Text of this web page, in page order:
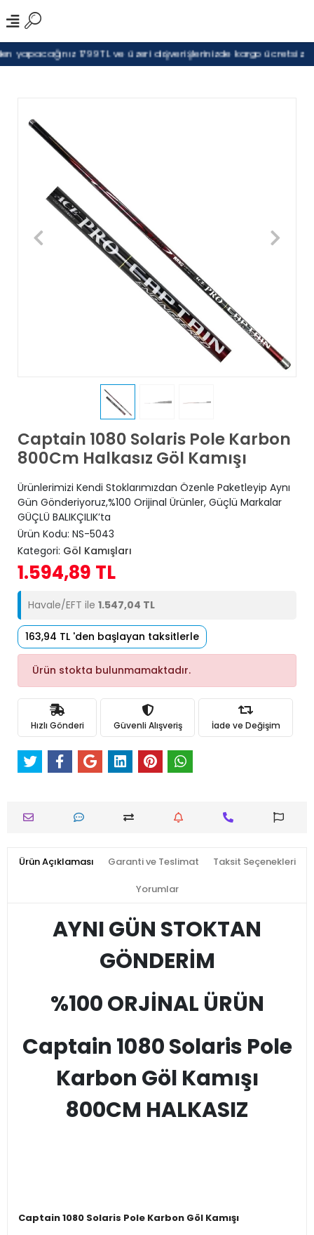
yapacağınız 1799TL ve üzeri alışverişlerinizde kargo ücretsiz.
Captain 1080 Solaris Pole Karbon
800Cm Halkasız Göl Kamışı
Ürünlerimizi Kendi Stoklarımızdan Özenle Paketleyip Aynı
Gün Gönderiyoruz,%100 Orijinal Ürünler, Güçlü Markalar
GÜÇLÜ BALIKÇILIK’ta
Ürün Kodu: NS-5043
Kategori: Göl Kamışları
1.594,89 TL
Havale/EFT ile 1.547,04 TL
163,94 TL 'den başlayan taksitlerle
Ürün stokta bulunmamaktadır.
Hızlı Gönderi Güvenli Alışveriş İade ve Değişim
Ürün Açıklaması Garanti ve Teslimat Taksit Seçenekleri
Yorumlar
AYNI GÜN STOKTAN
GÖNDERİM
%100 ORJİNAL ÜRÜN
Captain 1080 Solaris Pole
Karbon Göl Kamışı
800CM HALKASIZ
Captain 1080 Solaris Pole Karbon Göl Kamışı